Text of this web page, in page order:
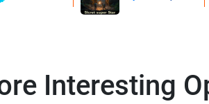
Interesting